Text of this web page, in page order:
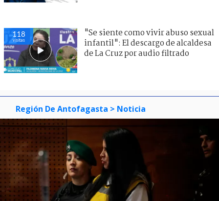
118
visitas
"Se siente como vivir abuso sexual
infantil": El descargo de alcaldesa
de La Cruz por audio filtrado
Región De Antofagasta > Noticia